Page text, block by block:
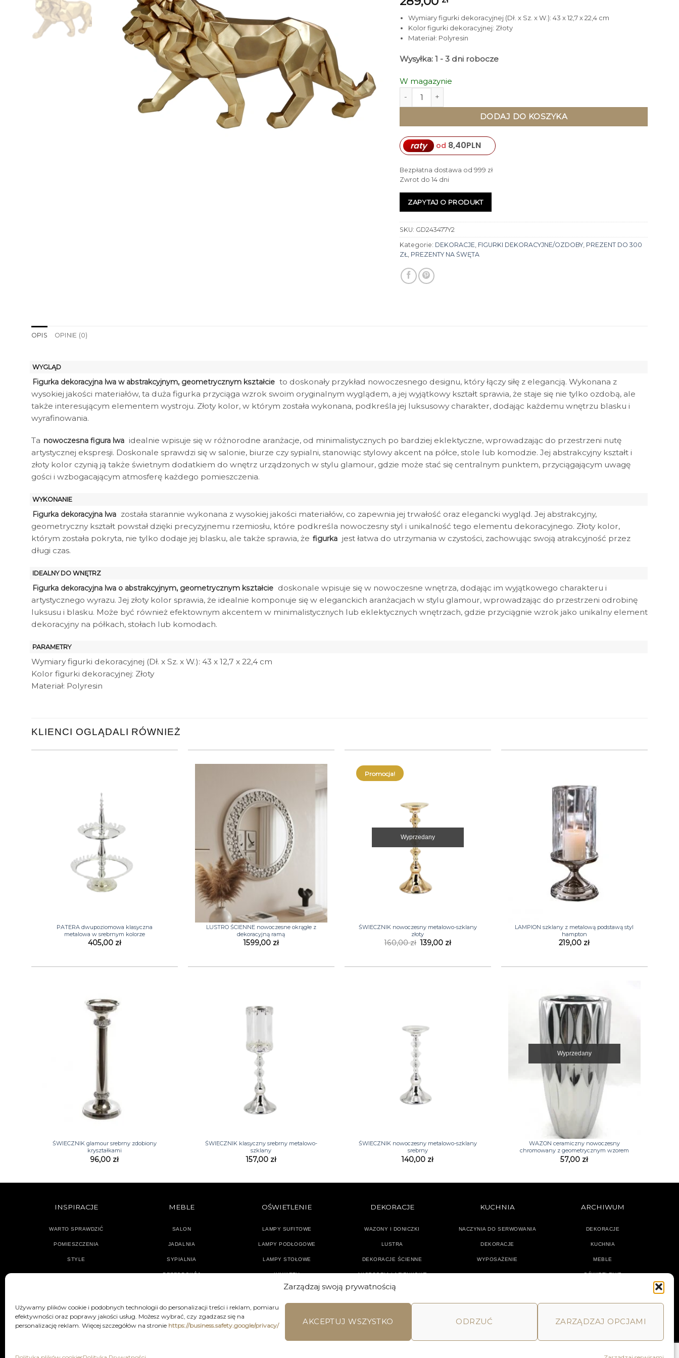
Zarządzaj swoją prywatnością
Używamy plików cookie i podobnych technologii do personalizacji treści i reklam, pomiaru
efektywności oraz poprawy jakości usług. Możesz wybrać, czy zgadzasz się na
personalizację reklam. Więcej szczegółów na stronie https://business.safety.google/privacy/ AKCEPTUJ WSZYSTKO ODRZUĆ ZARZĄDZAJ OPCJAMI
Wymiary figurki dekoracyjnej (Dł. x Sz. x W.): 43 x 12,7 x 22,4 cm
Kolor figurki dekoracyjnej: Złoty
Materiał: Polyresin
Wysyłka: 1 - 3 dni robocze
W magazynie
ilość FIGURKA DEKORACYJNA lwa o abstrakcyjnym, geometrycznym
DODAJ DO KOSZYKA
raty od 8,40PLN
Bezpłatna dostawa od 999 zł
Zwrot do 14 dni
ZAPYTAJ O PRODUKT
SKU: GD243477Y2
Kategorie: DEKORACJE FIGURKI DEKORACYJNE/OZDOBY, PREZENT DO 300
ZŁ
PREZENTY NA ŚWĘTA
OPIS OPINIE (0)
WYGLĄD
Figurka dekoracyjna lwa w abstrakcyjnym, geometrycznym kształcie to doskonały przykład nowoczesnego designu, który łączy siłę z elegancją. Wykonana z
wysokiej jakości materiałów, ta duża figurka przyciąga wzrok swoim oryginalnym wyglądem, a jej wyjątkowy kształt sprawia, że staje się nie tylko ozdobą, ale
także interesującym elementem wystroju. Złoty kolor, w którym została wykonana, podkreśla jej luksusowy charakter, dodając każdemu wnętrzu blasku i
wyrafinowania.
Ta nowoczesna figura lwa idealnie wpisuje się w różnorodne aranżacje, od minimalistycznych po bardziej eklektyczne, wprowadzając do przestrzeni nutę
artystycznej ekspresji. Doskonale sprawdzi się w salonie, biurze czy sypialni, stanowiąc stylowy akcent na półce, stole lub komodzie. Jej abstrakcyjny kształt i
złoty kolor czynią ją także świetnym dodatkiem do wnętrz urządzonych w stylu glamour, gdzie może stać się centralnym punktem, przyciągającym uwagę
gości i wzbogacającym atmosferę każdego pomieszczenia.
WYKONANIE
Figurka dekoracyjna lwa została starannie wykonana z wysokiej jakości materiałów, co zapewnia jej trwałość oraz elegancki wygląd. Jej abstrakcyjny,
geometryczny kształt powstał dzięki precyzyjnemu rzemiosłu, które podkreśla nowoczesny styl i unikalność tego elementu dekoracyjnego. Złoty kolor,
którym została pokryta, nie tylko dodaje jej blasku, ale także sprawia, że figurka jest łatwa do utrzymania w czystości, zachowując swoją atrakcyjność przez
długi czas.
IDEALNY DO WNĘTRZ
Figurka dekoracyjna lwa o abstrakcyjnym, geometrycznym kształcie doskonale wpisuje się w nowoczesne wnętrza, dodając im wyjątkowego charakteru i
artystycznego wyrazu. Jej złoty kolor sprawia, że idealnie komponuje się w eleganckich aranżacjach w stylu glamour, wprowadzając do przestrzeni odrobinę
luksusu i blasku. Może być również efektownym akcentem w minimalistycznych lub eklektycznych wnętrzach, gdzie przyciągnie wzrok jako unikalny element
dekoracyjny na półkach, stołach lub komodach.
PARAMETRY
Wymiary figurki dekoracyjnej (Dł. x Sz. x W.): 43 x 12,7 x 22,4 cm
Kolor figurki dekoracyjnej: Złoty
Materiał: Polyresin
KLIENCI OGLĄDALI RÓWNIEŻ
PATERA dwupoziomowa klasyczna
metalowa w srebrnym kolorze
405,00 zł
LUSTRO ŚCIENNE nowoczesne okrągłe z
dekoracyjną ramą
1599,00 zł
Promocja!
Wyprzedany
ŚWIECZNIK nowoczesny metalowo-szklany
złoty
160,00zł Pierwotna
cena
139,00 złAktualna
LAMPION szklany z metalową podstawą styl
hampton
219,00 zł
ŚWIECZNIK glamour srebrny zdobiony
kryształkami
96,00 zł
ŚWIECZNIK klasyczny srebrny metalowo-
szklany
157,00 zł
ŚWIECZNIK nowoczesny metalowo-szklany
srebrny
140,00 zł
Wyprzedany
WAZON ceramiczny nowoczesny
chromowany z geometrycznym wzorem
57,00 zł
INSPIRACJE
WARTO SPRAWDZIĆ
POMIESZCZENIA
STYLE
MEBLE
SALON
JADALNIA
SYPIALNIA
PRZEDPOKÓJ
OŚWIETLENIE
LAMPY SUFITOWE
LAMPY PODŁOGOWE
LAMPY STOŁOWE
KINKIETY
DEKORACJE
WAZONY I DONICZKI
LUSTRA
DEKORACJE ŚCIENNE
AKCESORIA ŁAZIENKOWE
TEKSTYLIA
KUCHNIA
NACZYNIA DO SERWOWANIA
DEKORACJE
WYPOSAŻENIE
ARCHIWUM
DEKORACJE
KUCHNIA
MEBLE
OŚWIETLENIE